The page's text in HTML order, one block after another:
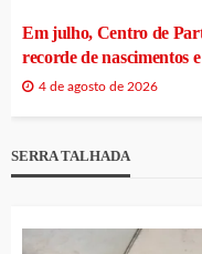
Em julho, Centro de
recorde de nascimentos
4 de agosto de 2026
SERRA TALHADA